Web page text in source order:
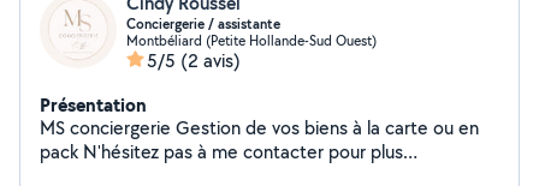
Conciergerie / assistante
Montbéliard (Petite Hollande-Sud Ouest)
5/5 (2 avis)
Présentation
MS conciergerie Gestion de vos biens à la carte ou en
pack N'hésitez pas à me contacter pour plus